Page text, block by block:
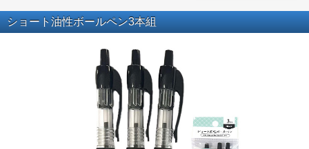
ショート油性ボールペン3本組